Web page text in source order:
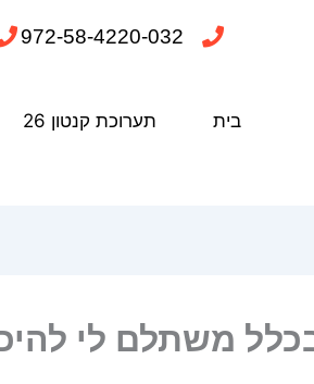
972-58-4220-032
בית תערוכת קנטון 26
משתלם לי